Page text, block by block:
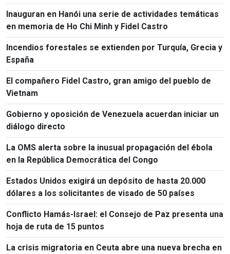
Inauguran en Hanói una serie de actividades temáticas
en memoria de Ho Chi Minh y Fidel Castro
Incendios forestales se extienden por Turquía, Grecia y
España
El compañero Fidel Castro, gran amigo del pueblo de
Vietnam
Gobierno y oposición de Venezuela acuerdan iniciar un
diálogo directo
La OMS alerta sobre la inusual propagación del ébola
en la República Democrática del Congo
Estados Unidos exigirá un depósito de hasta 20.000
dólares a los solicitantes de visado de 50 países
Conflicto Hamás-Israel: el Consejo de Paz presenta una
hoja de ruta de 15 puntos
La crisis migratoria en Ceuta abre una nueva brecha en